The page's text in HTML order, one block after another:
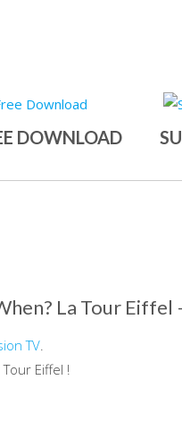
DOWNLOAD
La Tour Eiffel
TV.
Eiffel !